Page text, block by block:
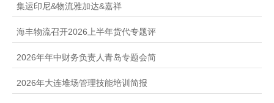
集运印尼&物流雅加达&嘉祥
海丰物流召开2026上半年货代专题评
2026年年中财务负责人青岛专题会简
2026年大连堆场管理技能培训简报